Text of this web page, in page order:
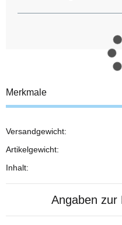
Merkmale
Produkteigenschaft
Wert
Versandgewicht:
Artikelgewicht:
Inhalt:
Angaben zur